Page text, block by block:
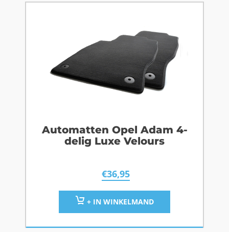
Automatten Opel Adam 4-
delig Luxe Velours
€36,95
+ IN WINKELMAND